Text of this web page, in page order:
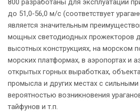
800 разработаны для эксплуатации
до 51,0‐56,0 м/с (соответствует
является значительным
мощных светодиодных прожекторов
высотных конструкциях, на морском
морских платформах, в аэропортах и
открытых горных выработках,
промысла и других местах с
вероятностью возникновения
тайфунов и т.п.